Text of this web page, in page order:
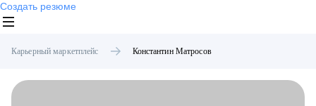
Создать резюме
Карьерный маркетплейс Константин Матросов